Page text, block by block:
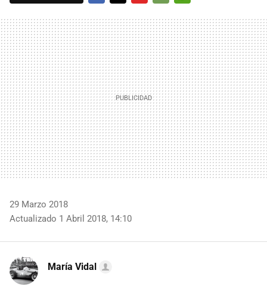
MAIL
29 Marzo 2018
Actualizado 1 Abril 2018, 14:10
María Vidal